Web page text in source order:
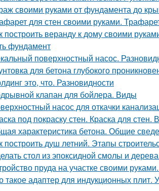
своими руками от фундамента до
для стен своими руками.
построить веранду к дому своими
фундамент
поверхностный насос.
для бетона глубокого
это, что. Разновидности
клапан для бойлера. Виды
насос для откачки
под покраску стен. Краска для
характеристика бетона. Общие
построить душ летний. Этапы
стол из эпоксидной смолы и
пруда на участке своими
такое адаптер для индукционных